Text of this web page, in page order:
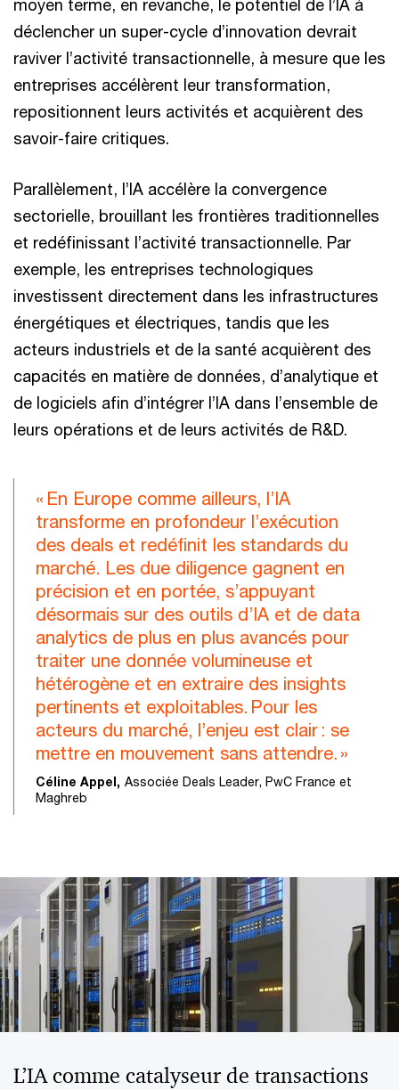
moyen terme, en revanche, le potentiel de l’IA à
déclencher un super-cycle d’innovation devrait
raviver l’activité transactionnelle, à mesure que les
entreprises accélèrent leur transformation,
repositionnent leurs activités et acquièrent des
savoir-faire critiques.
Parallèlement, l’IA accélère la convergence
sectorielle, brouillant les frontières traditionnelles
et redéfinissant l’activité transactionnelle. Par
exemple, les entreprises technologiques
investissent directement dans les infrastructures
énergétiques et électriques, tandis que les
acteurs industriels et de la santé acquièrent des
capacités en matière de données, d’analytique et
de logiciels afin d’intégrer l’IA dans l’ensemble de
leurs opérations et de leurs activités de R&D.
« En Europe comme ailleurs, l’IA
transforme en profondeur l’exécution
des deals et redéfinit les standards du
marché. Les due diligence gagnent en
précision et en portée, s’appuyant
désormais sur des outils d’IA et de data
analytics de plus en plus avancés pour
traiter une donnée volumineuse et
hétérogène et en extraire des insights
pertinents et exploitables. Pour les
acteurs du marché, l’enjeu est clair : se
mettre en mouvement sans attendre. »
Céline Appel, Associée Deals Leader, PwC France et
Maghreb
L’IA comme catalyseur de transactions